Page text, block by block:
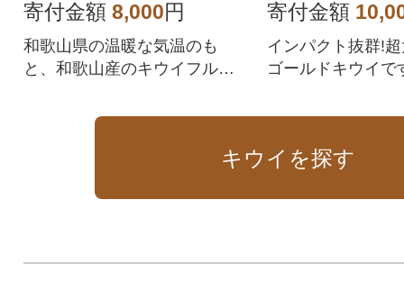
寄付金額 8,000円
和歌山県の温暖な気温のも
と、和歌山産のキウイフルー
寄付金額
インパクト抜群!
ゴールドキウイで
キウイを探す